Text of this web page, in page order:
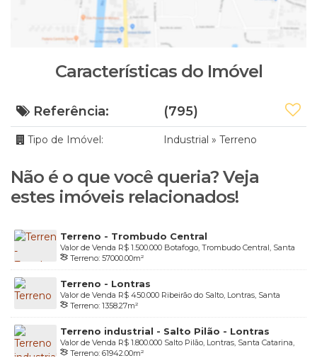
Características do Imóvel
Referência: (795)
Tipo de Imóvel: Industrial » Terreno
Não é o que você queria? Veja
estes imóveis relacionados!
Terreno - Trombudo Central
R$ 1.500.000
Valor de Venda
Botafogo, Trombudo Central, Santa
Catarina, Brasil
Terreno: 57000.00m²
Terreno - Lontras
R$ 450.000
Valor de Venda
Ribeirão do Salto, Lontras, Santa
Catarina, Brasil
Terreno: 1358.27m²
Terreno industrial - Salto Pilão - Lontras
R$ 1.800.000
Valor de Venda
Salto Pilão, Lontras, Santa Catarina,
BrasilTerreno: 61942.00m²